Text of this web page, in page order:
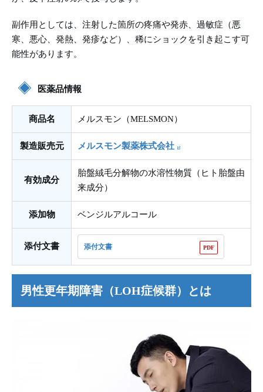
副作用としては、注射した箇所の疼痛や発赤、過敏症（悪
寒、悪心、発熱、発疹など）、稀にショックを引き起こす可
能性があります。
医薬品情報
商品名 メルスモン（MELSMON）
製造販売元 メルスモン製薬株式会社
有効成分
胎盤絨毛分解物の水溶性物質（ヒト胎盤由
来成分）
添加物 ベンジルアルコール
添付文書 添付文書
男性更年期障害（LOH症候群）とは